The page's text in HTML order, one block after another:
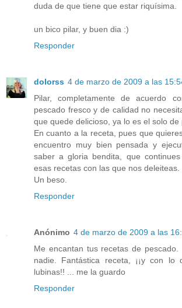
duda de que tiene que estar riquísima.
un bico pilar, y buen dia :)
Responder
dolorss 4 de marzo de 2009 a las
Pilar, completamente de acuerdo
pescado fresco y de calidad no
que quede delicioso, ya lo es el solo de
En cuanto a la receta, pues que
encuentro muy bien pensada y
saber a gloria bendita, que
esas recetas con las que nos deleiteas.
Un beso.
Responder
Anónimo 4 de marzo de 2009 a las
Me encantan tus recetas de
nadie. Fantástica receta, ¡¡y con lo
lubinas!! ... me la guardo
Responder